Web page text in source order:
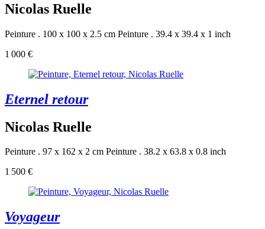
Nicolas Ruelle
Peinture . 100 x 100 x 2.5 cm Peinture . 39.4 x 39.4 x 1 inch
1 000 €
Eternel retour
Nicolas Ruelle
Peinture . 97 x 162 x 2 cm Peinture . 38.2 x 63.8 x 0.8 inch
1 500 €
Voyageur